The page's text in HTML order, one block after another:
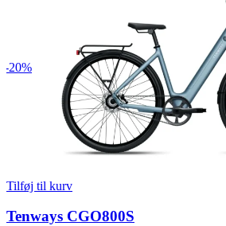
-20%
Tilføj til kurv
Tenways CGO800S